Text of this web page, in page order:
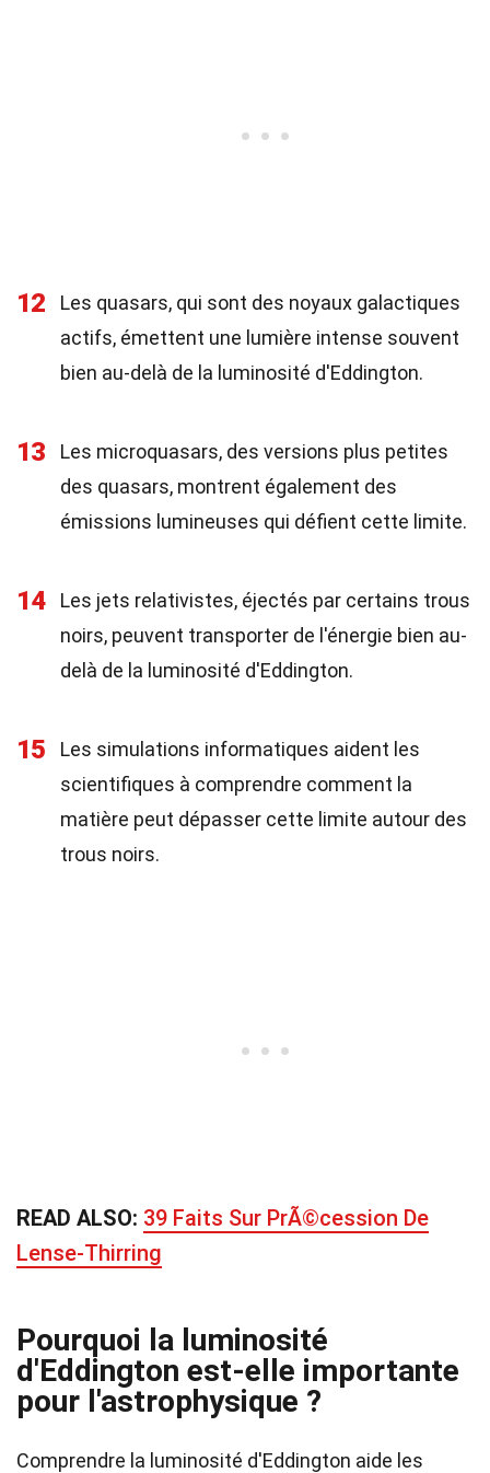
12
Les quasars, qui sont des noyaux galactiques
actifs, émettent une lumière intense souvent
bien au-delà de la luminosité d'Eddington.
13
Les microquasars, des versions plus petites
des quasars, montrent également des
émissions lumineuses qui défient cette limite.
14
Les jets relativistes, éjectés par certains trous
noirs, peuvent transporter de l'énergie bien au-
delà de la luminosité d'Eddington.
15
Les simulations informatiques aident les
scientifiques à comprendre comment la
matière peut dépasser cette limite autour des
trous noirs.
READ ALSO: 39 Faits Sur PrÃ©cession De
Lense-Thirring
Pourquoi la luminosité
d'Eddington est-elle importante
pour l'astrophysique ?
Comprendre la luminosité d'Eddington aide les